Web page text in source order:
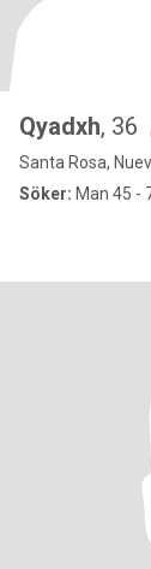
Qyadxh, 36
Santa Rosa,
Söker: Man 45 -